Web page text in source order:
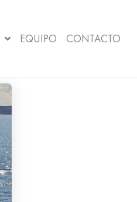
EQUIPO CONTACTO